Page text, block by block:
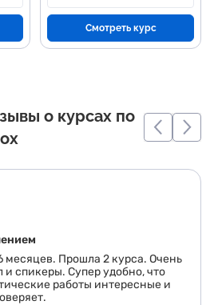
Смотреть курс
о курсах по
месяцев. Прошла 2 курса. Очень
и спикеры. Супер удобно, что
работы интересные и